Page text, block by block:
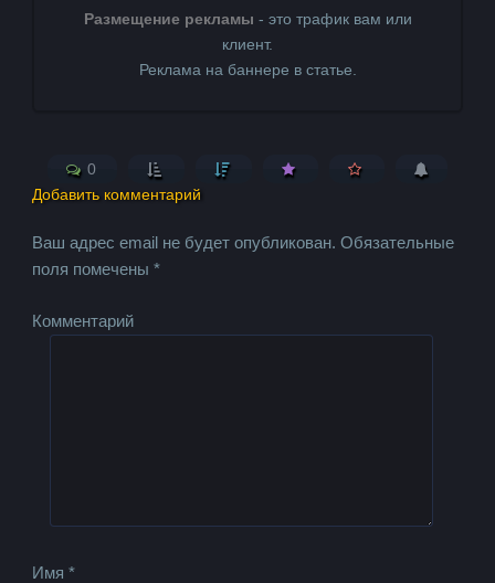
Размещение рекламы - это трафик вам или
клиент.
Реклама на баннере в статье.
0
Добавить комментарий
Ваш адрес email не будет опубликован. Обязательные
поля помечены*
Комментарий
Имя*